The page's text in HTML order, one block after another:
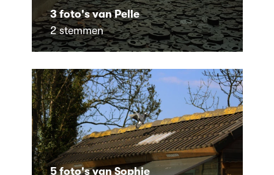
3 foto's van Pelle
2 stemmen
5 foto's van Sophie